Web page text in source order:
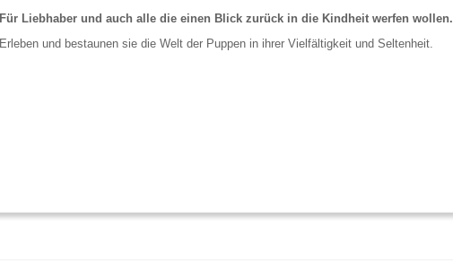
Für Liebhaber und auch alle die einen Blick zurück in die Kindheit werfen wollen.
Erleben und bestaunen sie die Welt der Puppen in ihrer Vielfältigkeit und Seltenheit.